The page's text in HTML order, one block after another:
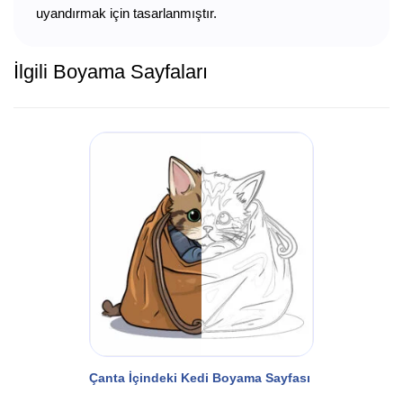
uyandırmak için tasarlanmıştır.
İlgili Boyama Sayfaları
Çanta İçindeki Kedi Boyama Sayfası